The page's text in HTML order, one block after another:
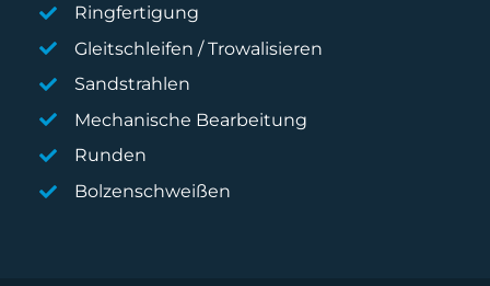
Ringfertigung
Gleitschleifen / Trowalisieren
Sandstrahlen
Mechanische Bearbeitung
Runden
Bolzenschweißen